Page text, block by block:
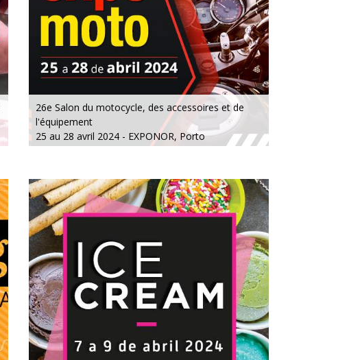
26e Salon du motocycle, des accessoires et de
l'équipement
25 au 28 avril 2024 - EXPONOR, Porto